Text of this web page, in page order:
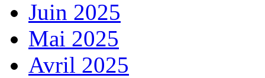
Juin 2025
Mai 2025
Avril 2025